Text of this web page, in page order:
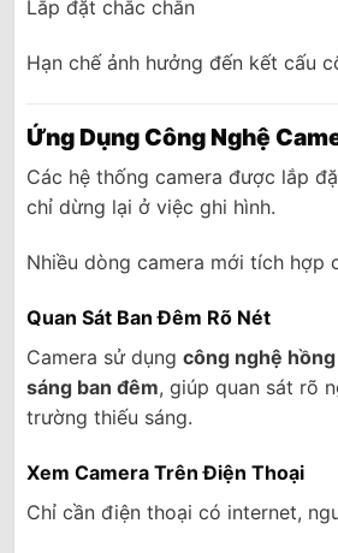
Lắp đặt chắc chắn
Hạn chế ảnh hưởng đến kết cấu
Ứng Dụng Công Nghệ
Các hệ thống camera được lắp
chỉ dừng lại ở việc ghi hình.
Nhiều dòng camera mới tích hợp
Quan Sát Ban Đêm Rõ Nét
Camera sử dụng công nghệ
sáng ban đêm, giúp quan sát rõ
trường thiếu sáng.
Xem Camera Trên Điện Thoại
Chỉ cần điện thoại có internet,